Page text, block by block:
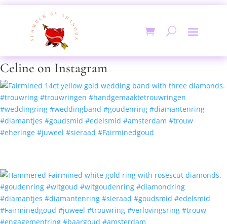
Celine on Instagram